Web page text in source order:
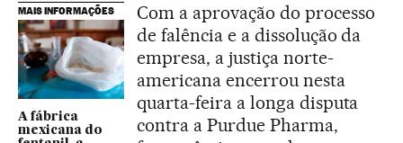
MAIS INFORMAÇÕES
A fábrica
mexicana do
Com a aprovação do processo
de falência e a dissolução da
empresa, a justiça norte-
americana encerrou nesta
quarta-feira a longa disputa
contra a Purdue Pharma,